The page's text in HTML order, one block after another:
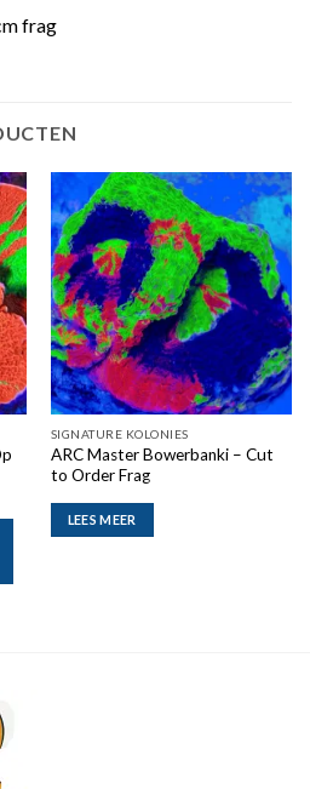
frag
SIGNATURE KOLONIES
ARC Master Bowerbanki – Cut
to Order Frag
LEES MEER